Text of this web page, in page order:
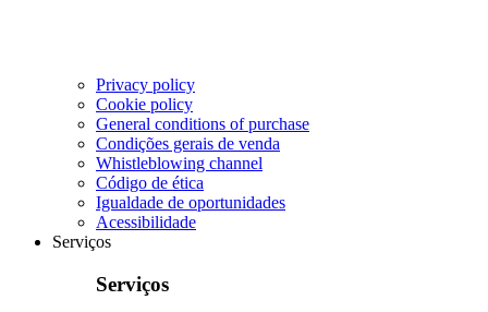
Privacy policy
Cookie policy
General conditions of purchase
Condições gerais de venda
Whistleblowing channel
Código de ética
Igualdade de oportunidades
Acessibilidade
Serviços
Serviços